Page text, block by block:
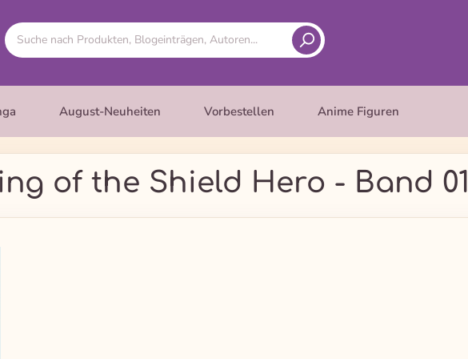
August-Neuheiten Vorbestellen Anime Figuren
of the Shield Hero - Band 01